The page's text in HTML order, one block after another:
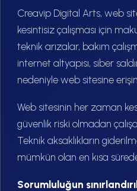
Creavip Digital Arts, web
kesintisiz çalışması için
teknik arızalar, bakım
internet altyapısı, siber
nedeniyle web sitesine
Web sitesinin her zaman
güvenlik riski olmadan
Teknik aksaklıkların
mümkün olan en kısa sürede
Sorumluluğun